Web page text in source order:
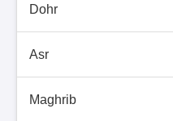
Dohr
Asr
Maghrib